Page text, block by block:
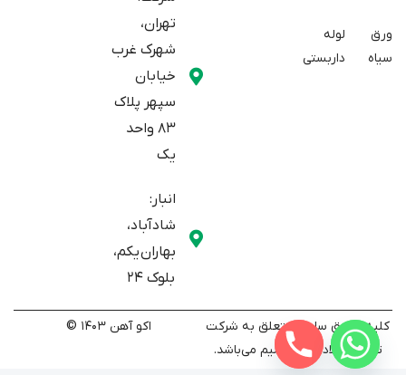
ورق
سیاه
لوله
داربستی
تهران،
شهرک غرب
خیابان
سپهر پلاک
83 واحد
یک
انبار:
شادآباد،
بهاران یکم،
بلوک 24
کلیه حقوق سایت متعلق به شرکت
تجارت پولاد هفت اقلیم می‌باشد.
اکو آهن 1403 ©